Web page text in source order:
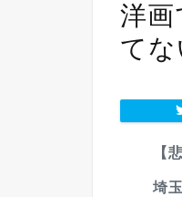
洋画
てな
【
埼